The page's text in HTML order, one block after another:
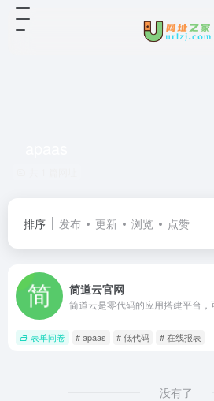
排序 发布 更新 浏览 点赞
简道云官网
表单问卷 # apaas # 低代码 # 在线报表
没有了